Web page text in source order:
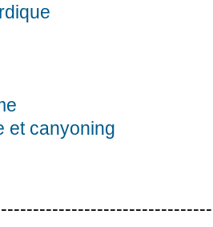
et canyoning